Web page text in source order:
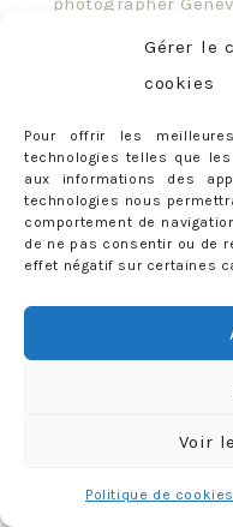
Gérer le
cookies
Pour offrir les
technologies telles que
aux informations des
technologies nous
comportement de
de ne pas consentir ou de
effet négatif sur certaines
Voir
Politique de cookies
previous 1 2 3